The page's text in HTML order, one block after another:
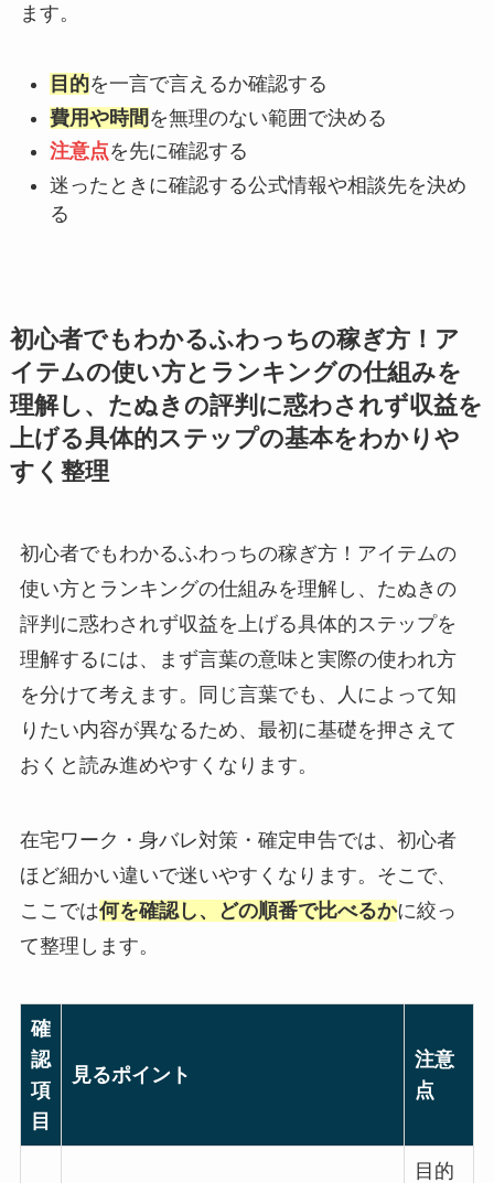
ます。
目的を一言で言えるか確認する
費用や時間 を無理のない範囲で決める
注意点を先に確認する
迷ったときに確認する公式情報や相談先を決め
る
初心者でもわかるふわっちの稼ぎ方！ア
イテムの使い方とランキングの仕組みを
理解し、たぬきの評判に惑わされず収益を
上げる具体的ステップの基本をわかりや
すく整理
初心者でもわかるふわっちの稼ぎ方！アイテムの
使い方とランキングの仕組みを理解し、たぬきの
評判に惑わされず収益を上げる具体的ステップを
理解するには、まず言葉の意味と実際の使われ方
を分けて考えます。同じ言葉でも、人によって知
りたい内容が異なるため、最初に基礎を押さえて
おくと読み進めやすくなります。
在宅ワーク・身バレ対策・確定申告では、初心者
ほど細かい違いで迷いやすくなります。そこで、
ここでは何を確認し、どの順番で比べるかに絞っ
て整理します。
確
認
項
目
見るポイント
注意
点
目的